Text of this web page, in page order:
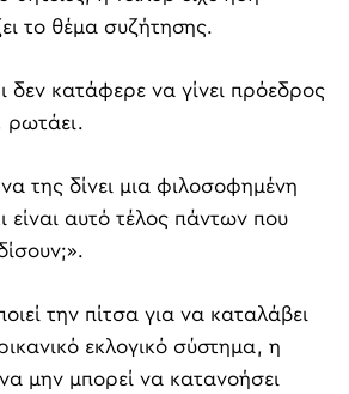
το θέμα συζήτησης.
δεν κατάφερε να γίνει πρόεδρος
ρωτάει.
της δίνει μια φιλοσοφημένη
είναι αυτό τέλος πάντων που
την πίτσα για να καταλάβει
εκλογικό σύστημα, η
να μην μπορεί να κατανοήσει